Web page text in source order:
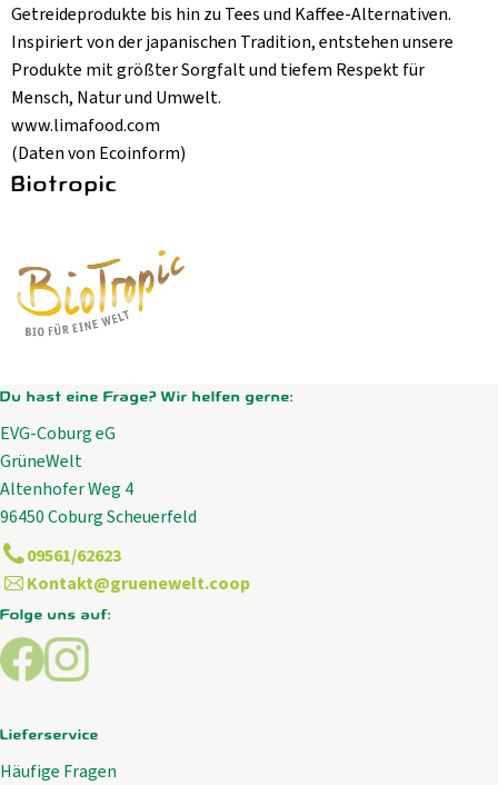
Getreideprodukte bis hin zu Tees und Kaffee-Alternativen.
Inspiriert von der japanischen Tradition, entstehen unsere
Produkte mit größter Sorgfalt und tiefem Respekt für
Mensch, Natur und Umwelt.
www.limafood.com
(Daten von Ecoinform)
Biotropic
Du hast eine Frage? Wir helfen gerne:
EVG-Coburg eG
GrüneWelt
Altenhofer Weg 4
96450 Coburg Scheuerfeld
09561/62623
Kontakt@gruenewelt.coop
Folge uns auf:
Externer Link zu https://www.facebook.com/
Externer Link zu https://www.instagram.com/
Lieferservice
Häufige Fragen